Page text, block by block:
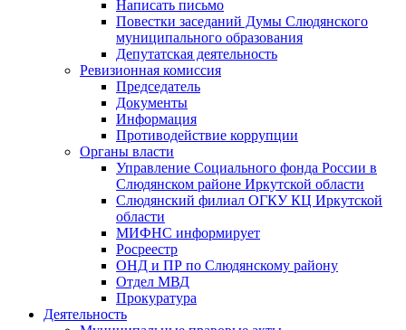
Написать письмо
Повестки заседаний Думы Слюдянского
муниципального образования
Депутатская деятельность
Ревизионная комиссия
Председатель
Документы
Информация
Противодействие коррупции
Органы власти
Управление Социального фонда России в
Слюдянском районе Иркутской области
Слюдянский филиал ОГКУ КЦ Иркутской
области
МИФНС информирует
Росреестр
ОНД и ПР по Слюдянскому району
Отдел МВД
Прокуратура
Деятельность